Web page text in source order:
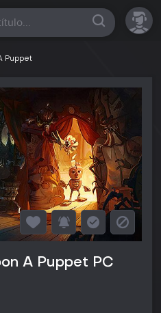
Puppet
A Puppet PC